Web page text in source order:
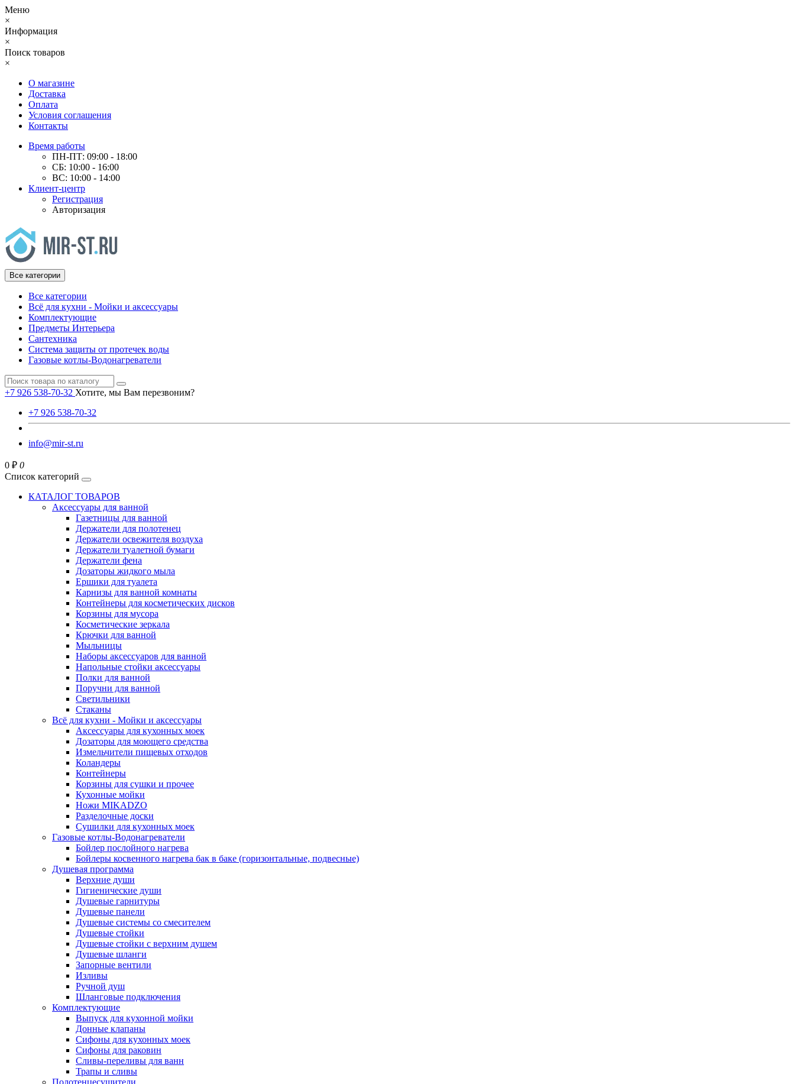
Меню
×
Информация
×
Поиск товаров
×
О магазине
Доставка
Оплата
Условия соглашения
Контакты
Время работы
ПН-ПТ: 09:00 - 18:00
СБ: 10:00 - 16:00
ВС: 10:00 - 14:00
Клиент-центр
Регистрация
Авторизация
Все категории
Все категории
Всё для кухни - Мойки и аксессуары
Комплектующие
Предметы Интерьера
Сантехника
Система защиты от протечек воды
Газовые котлы-Водонагреватели
+7 926 538-70-32 Хотите, мы Вам перезвоним?
+7 926 538-70-32
info@mir-st.ru
0 ₽ 0
Список категорий
КАТАЛОГ ТОВАРОВ
Аксессуары для ванной
Газетницы для ванной
Держатели для полотенец
Держатели освежителя воздуха
Держатели туалетной бумаги
Держатели фена
Дозаторы жидкого мыла
Ершики для туалета
Карнизы для ванной комнаты
Контейнеры для косметических дисков
Корзины для мусора
Косметические зеркала
Крючки для ванной
Мыльницы
Наборы аксессуаров для ванной
Напольные стойки аксессуары
Полки для ванной
Поручни для ванной
Светильники
Стаканы
Всё для кухни - Мойки и аксессуары
Аксессуары для кухонных моек
Дозаторы для моющего средства
Измельчители пищевых отходов
Коландеры
Контейнеры
Корзины для сушки и прочее
Кухонные мойки
Ножи MIKADZO
Разделочные доски
Сушилки для кухонных моек
Газовые котлы-Водонагреватели
Бойлер послойного нагрева
Бойлеры косвенного нагрева бак в баке (горизонтальные, подвесные)
Душевая программа
Верхние души
Гигиенические души
Душевые гарнитуры
Душевые панели
Душевые системы со смесителем
Душевые стойки
Душевые стойки с верхним душем
Душевые шланги
Запорные вентили
Изливы
Ручной душ
Шланговые подключения
Комплектующие
Выпуск для кухонной мойки
Донные клапаны
Сифоны для кухонных моек
Сифоны для раковин
Сливы-переливы для ванн
Трапы и сливы
Полотенцесушители